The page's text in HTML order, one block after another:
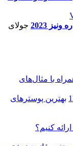
2023
جولای
با مثال‌های
بهترین پوسترهای
کنیم؟